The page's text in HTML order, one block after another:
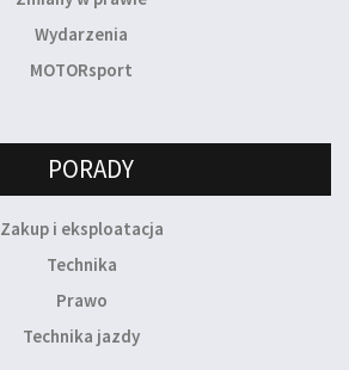
Wydarzenia
MOTORsport
PORADY
Zakup i eksploatacja
Technika
Prawo
Technika jazdy